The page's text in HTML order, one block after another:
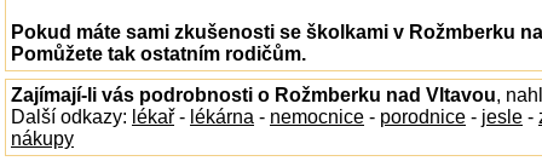
Pokud máte sami zkušenosti se školkami v Rožmberku
Pomůžete tak ostatním rodičům.
Zajímají-li vás podrobnosti o Rožmberku nad Vltavou,
Další odkazy: lékař - lékárna - nemocnice - porodnice - jesle -
nákupy